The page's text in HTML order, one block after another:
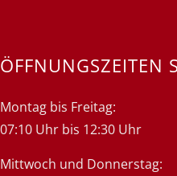
ÖFFNUNGSZEITEN
Montag bis Freitag:
07:10 Uhr bis 12:30 Uhr
Mittwoch und Donnerstag: